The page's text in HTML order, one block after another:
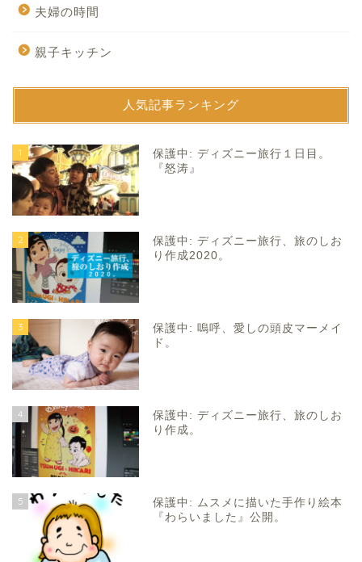
夫婦の時間
親子キッチン
人気記事ランキング
1
保護中: ディズニー旅行１日目。
『怒涛』
2
保護中: ディズニー旅行、旅のしお
り作成2020。
3
保護中: 嗚呼、愛しの頭皮マーメイ
ド。
4
保護中: ディズニー旅行、旅のしお
り作成。
5
保護中: ムスメに描いた手作り絵本
『わらいました』公開。